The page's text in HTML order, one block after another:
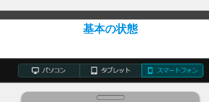
基本の状態